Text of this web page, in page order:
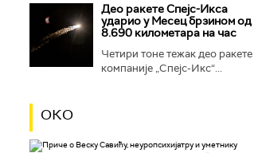
Део ракете Спејс-Икса
ударио у Месец брзином од
8.690 километара на час
Четири тоне тежак део ракете
компаније „Спејс-Икс“...
ОКО